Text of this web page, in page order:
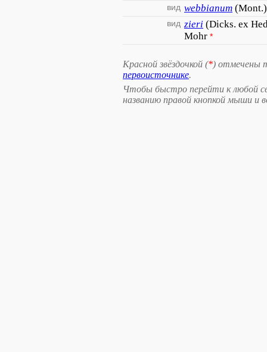
вид webbianum
вид zieri (Dicks. ex
Mohr *
Красной звёздочкой (*) отмечены
первоисточнике.
Чтобы быстро перейти к любой
названию правой кнопкой мыши и